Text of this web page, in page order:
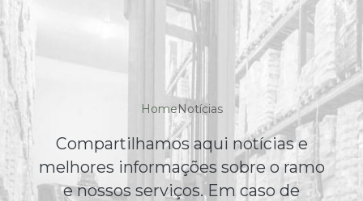
HomeNotícias
Compartilhamos aqui notícias e
melhores informações sobre o ramo
e nossos serviços. Em caso de